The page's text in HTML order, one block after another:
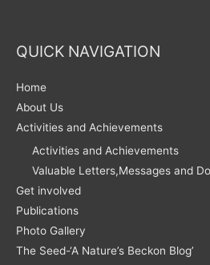
QUICK NAVIGATION
Home
About Us
Activities and Achievements
Activities and Achievements
Valuable Letters,Messages and
Get involved
Publications
Photo Gallery
The Seed-‘A Nature’s Beckon Blog’